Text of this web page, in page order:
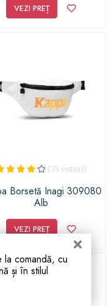
VEZI PREȚ
(75 voturi)
Borsetă Inagi 309080
Alb
VEZI PREȚ
la comandă, cu
și în stilul